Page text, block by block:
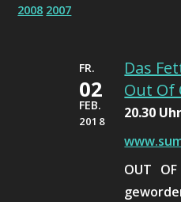
2008 2007
FR.
02
FEB.
2018
Das
Out Of
20.30 Uhr
OUT